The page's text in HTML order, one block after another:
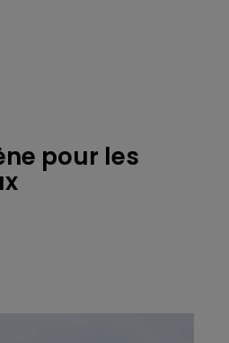
pour les